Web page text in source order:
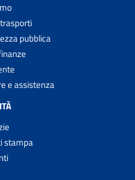
pubblica
e assistenza
stampa